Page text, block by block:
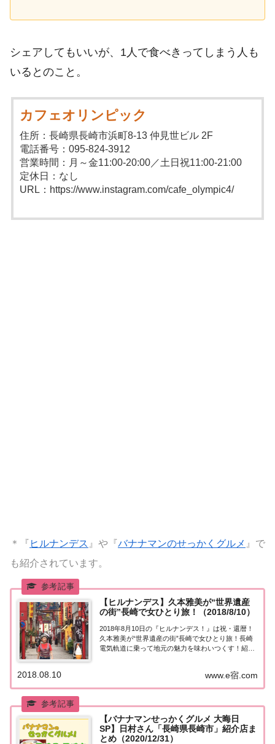
シェアしてもいいが、1人で食べきってしまう人も
いるとのこと。
カフェオリンピック
住所：長崎県長崎市浜町8-13 仲見世ビル 2F
電話番号：095-824-3912
営業時間：月～金11:00-20:00／土日祝11:00-21:00
定休日：なし
URL：https://www.instagram.com/cafe_olympic4/
＊『 ヒルナンデス 』や『バナナマンのせっかくグルメ 』で
も紹介されています。
【ヒルナンデス】久本雅美が“世界遺産
の街”長崎で女ひとり旅！（2018/8/10）
2018年8月10日の『ヒルナンデス！』は祝・還暦！
久本雅美が“世界遺産の街”長崎で女ひとり旅！長崎
電気軌道に乗って地元の魅力を味わいつくす！紹介
た長崎。この夏、世界文化遺産に登録されたこ...
www.e宿.com
2018.08.10
【バナナマンせっかくグルメ 大晦日
SP】日村さん「長崎県長崎市」紹介店ま
とめ（2020/12/31）